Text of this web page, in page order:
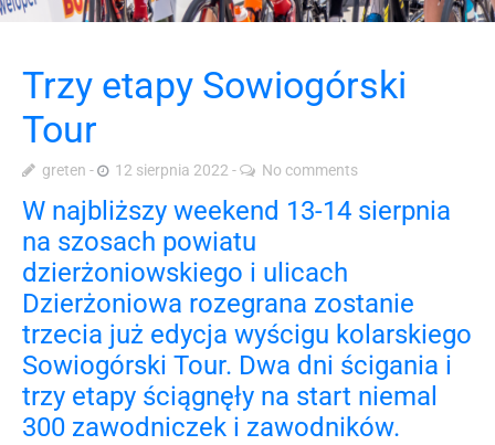
Trzy etapy Sowiogórski
Tour
greten 12 sierpnia 2022 No comments
W najbliższy weekend 13-14 sierpnia
na szosach powiatu
dzierżoniowskiego i ulicach
Dzierżoniowa rozegrana zostanie
trzecia już edycja wyścigu kolarskiego
Sowiogórski Tour. Dwa dni ścigania i
trzy etapy ściągnęły na start niemal
300 zawodniczek i zawodników.